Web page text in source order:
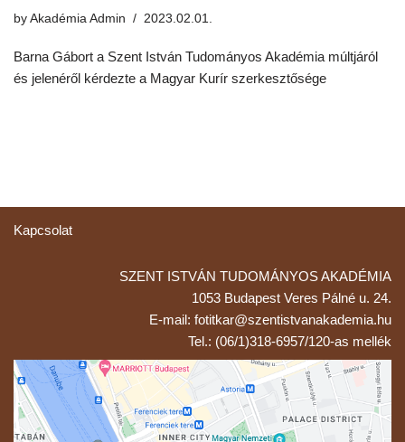
by Akadémia Admin 2023.02.01.
Barna Gábort a Szent István Tudományos Akadémia múltjáról
és jelenéről kérdezte a Magyar Kurír szerkesztősége
Kapcsolat
SZENT ISTVÁN TUDOMÁNYOS AKADÉMIA
1053 Budapest Veres Pálné u. 24.
E-mail: fotitkar@szentistvanakademia.hu
Tel.: (06/1)318-6957/120-as mellék